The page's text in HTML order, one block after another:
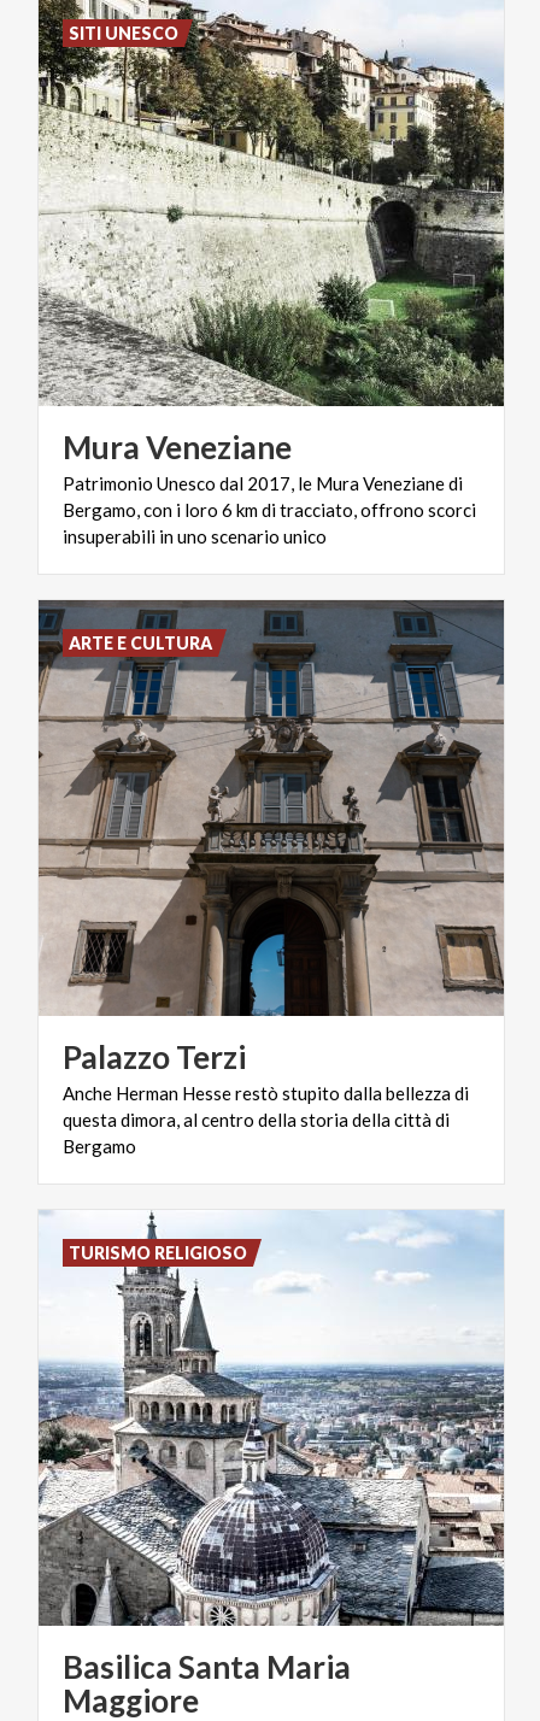
MuraVeneziane
Patrimonio Unesco dal 2017, le Mura Veneziane di
Bergamo, con i loro 6 km di tracciato, offrono scorci
insuperabili in uno scenario unico
SITI UNESCO
PalazzoTerzi
Anche Herman Hesse restò stupito dalla bellezza di
questa dimora, al centro della storia della città di
Bergamo
ARTE E CULTURA
Basilica Santa Maria
Maggiore
TURISMO RELIGIOSO